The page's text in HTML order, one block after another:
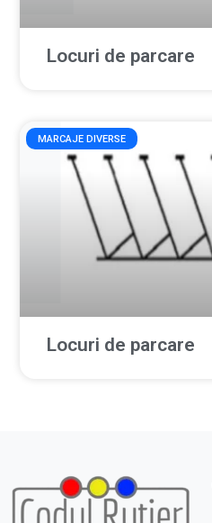
Locuri de parcare
MARCAJE DIVERSE
Locuri de parcare